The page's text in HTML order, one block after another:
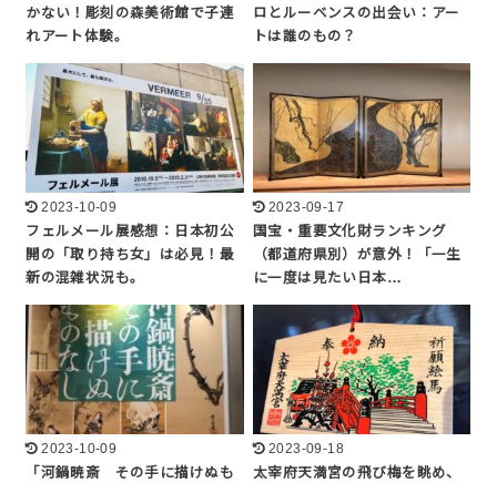
かない！彫刻の森美術館で子連
れアート体験。
ロとルーベンスの出会い：アー
トは誰のもの？
2023-10-09
フェルメール展感想：日本初公
開の「取り持ち女」は必見！最
新の混雑状況も。
2023-09-17
国宝・重要文化財ランキング
（都道府県別）が意外！「一生
に一度は見たい日本…
2023-10-09
「河鍋暁斎 その手に描けぬも
2023-09-18
太宰府天満宮の飛び梅を眺め、